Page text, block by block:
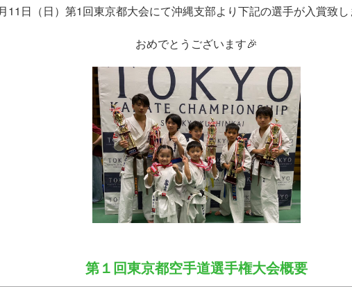
11日（日）第1回東京都大会にて沖縄支部より下記の選手が入賞致し
おめでとうございます🎉
第１回東京都空手道選手権大会概要